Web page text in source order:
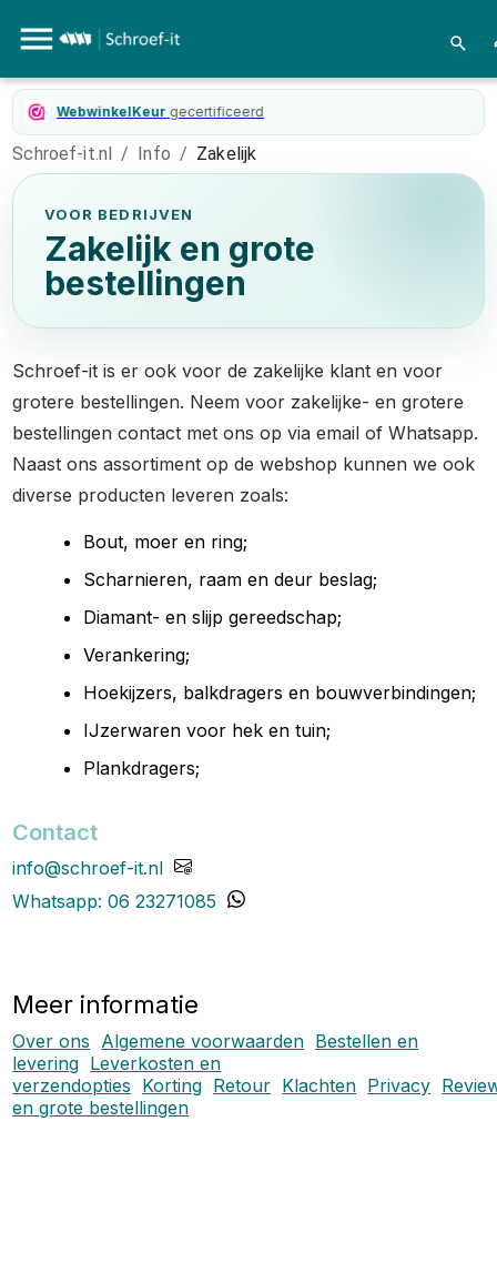
WebwinkelKeur gecertificeerd
Schroef-it.nl / Info / Zakelijk
VOOR BEDRIJVEN
Zakelijk en grote
bestellingen
Schroef-it is er ook voor de zakelijke klant en voor
grotere bestellingen. Neem voor zakelijke- en grotere
bestellingen contact met ons op via email of Whatsapp.
Naast ons assortiment op de webshop kunnen we ook
diverse producten leveren zoals:
Bout, moer en ring;
Scharnieren, raam en deur beslag;
Diamant- en slijp gereedschap;
Verankering;
Hoekijzers, balkdragers en bouwverbindingen;
IJzerwaren voor hek en tuin;
Plankdragers;
Contact
info@schroef-it.nl
Whatsapp: 06 23271085
Meer informatie
Over ons Algemene voorwaarden Bestellen en
levering Leverkosten en
verzendopties Korting Retour Klachten Privacy
en grote bestellingen